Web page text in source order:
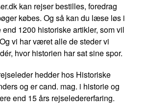
kan rejser bestilles, foredrag
købes. Og så kan du læse løs i
1200 historiske artikler, som vil
vi har været alle de steder vi
hvor historien har sat sine spor.
hedder hos Historiske
og er cand. mag. i historie og
end 15 års rejseledererfaring.